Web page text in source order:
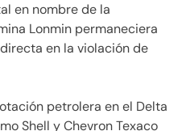
en nombre de la
Lonmin permaneciera
en la violación de
petrolera en el Delta
Shell y Chevron Texaco